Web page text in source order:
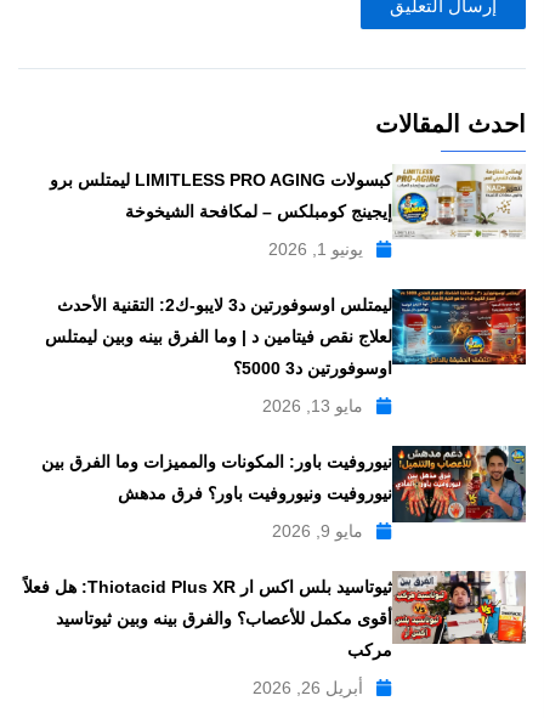
احدث المقالات
كبسولات LIMITLESS PRO AGING ليمتلس برو
إيجينج كومبلكس – لمكافحة الشيخوخة
يونيو 1, 2026
ليمتلس اوسوفورتين د3 لايبو-ك2: التقنية الأحدث
لعلاج نقص فيتامين د | وما الفرق بينه وبين ليمتلس
اوسوفورتين د3 5000؟
مايو 13, 2026
نيوروفيت باور: المكونات والمميزات وما الفرق بين
نيوروفيت ونيوروفيت باور؟ فرق مدهش
مايو 9, 2026
ثيوتاسيد بلس اكس ار Thiotacid Plus XR: هل فعلاً
أقوى مكمل للأعصاب؟ والفرق بينه وبين ثيوتاسيد
مركب
أبريل 26, 2026